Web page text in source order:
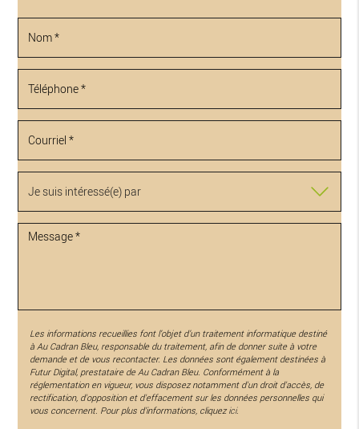
Les informations recueillies font l’objet d’un traitement informatique destiné
à Au Cadran Bleu, responsable du traitement, afin de donner suite à votre
demande et de vous recontacter. Les données sont également destinées à
Futur Digital, prestataire de Au Cadran Bleu. Conformément à la
réglementation en vigueur, vous disposez notamment d'un droit d'accès, de
rectification, d'opposition et d'effacement sur les données personnelles qui
vous concernent. Pour plus d’informations, cliquez ici.